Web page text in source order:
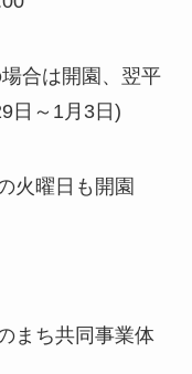
合は開園、翌平
日～1月3日)
火曜日も開園
まち共同事業体